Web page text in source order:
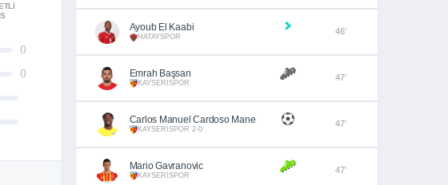
()
()
Ayoub El Kaabi
HATAYSPOR
46’
Emrah Başsan
KAYSERİSPOR
47’
Carlos Manuel Cardoso Mane
KAYSERİSPOR 2-0
47’
Mario Gavranovic
KAYSERİSPOR
47’